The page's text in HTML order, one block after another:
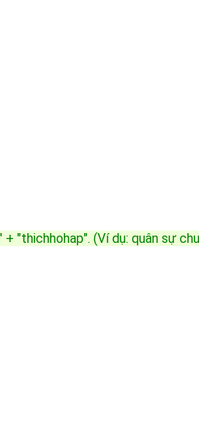
"thichhohap". (Ví dụ: quân sự